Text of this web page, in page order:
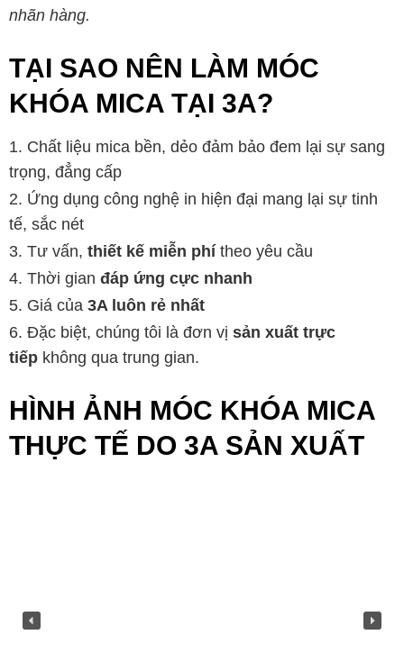
nhãn hàng.
TẠI SAO NÊN LÀM MÓC
KHÓA MICA TẠI 3A?
Chất liệu mica bền, dẻo đảm bảo đem lại sự sang
trọng, đẳng cấp
Ứng dụng công nghệ in hiện đại mang lại sự tinh
tế, sắc nét
Tư vấn, thiết kế miễn phítheo yêu cầu
Thời gian đáp ứng cực nhanh
Giá của 3A luôn rẻ nhất
Đặc biệt, chúng tôi là đơn vị sản xuất trực
tiếp không qua trung gian.
HÌNH ẢNH MÓC KHÓA MICA
THỰC TẾ DO 3A SẢN XUẤT